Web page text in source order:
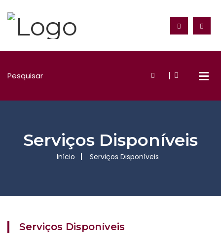
Serviços Disponíveis
Início Serviços Disponíveis
Serviços Disponíveis